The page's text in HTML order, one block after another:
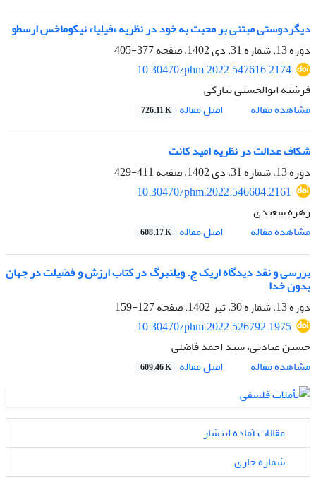
دیگردوستی مبتنی بر محبت به خود در نظریه «فیلیا» نیکوماخس ارسطو
دوره 13، شماره 31، دی 1402، صفحه
377-405
10.30470/phm.2022.547616.2174
فرشته ابوالحسنی نیارکی
مشاهده مقاله
اصل مقاله 726.11 K
شکاف عدالت در نظریه امید کانت
دوره 13، شماره 31، دی 1402، صفحه
411-429
10.30470/phm.2022.546604.2161
زهره سعیدی
مشاهده مقاله
اصل مقاله 608.17 K
بررسی و نقد دیدگاه اریک ج. ویلنبرگ در کتاب ارزش و فضیلت در جهان
بدون خدا
دوره 13، شماره 30، تیر 1402، صفحه
127-159
10.30470/phm.2022.526792.1975
حسین عبادتی، سید احمد فاضلی
مشاهده مقاله
اصل مقاله 609.46 K
مقالات آماده انتشار
شماره جاری